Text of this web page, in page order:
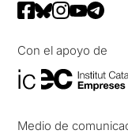
Con el apoyo de
Medio de